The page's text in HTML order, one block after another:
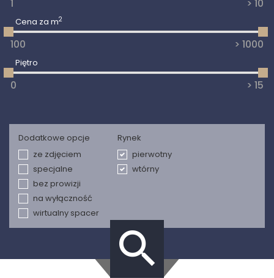
Cena za m2
Piętro
Dodatkowe opcje
ze zdjęciem
specjalne
bez prowizji
na wyłączność
wirtualny spacer
Rynek
pierwotny
wtórny